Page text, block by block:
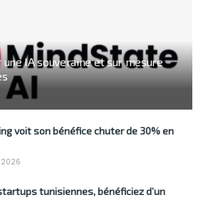
IA souveraine et sur mesure
voit son bénéfice chuter de 30% en
2026
tunisiennes, bénéficiez d’un